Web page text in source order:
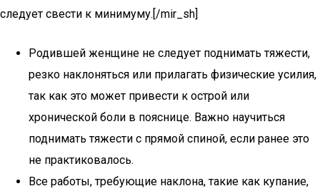
следует свести к минимуму.[/mir_sh]
Родившей женщине не следует поднимать тяжести,
резко наклоняться или прилагать физические усилия,
так как это может привести к острой или
хронической боли в пояснице. Важно научиться
поднимать тяжести с прямой спиной, если ранее это
не практиковалось.
Все работы, требующие наклона, такие как купание,